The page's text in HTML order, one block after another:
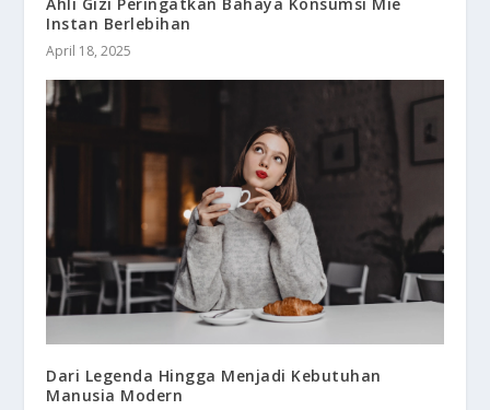
Instan Berlebihan
April 18, 2025
Dari Legenda Hingga Menjadi Kebutuhan
Manusia Modern